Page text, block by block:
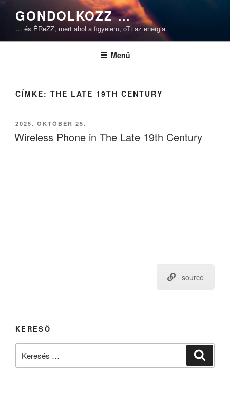
Tartalomhoz
GONDOLKOZZ …
… és ÉReZZ, mert ahol a figyelem, oTt az energia.
Menü
CÍMKE: THE LATE 19TH CENTURY
BEKÜLDVE:
2025. OKTÓBER 25.
Wireless Phone in The Late 19th Century
source
KERESŐ